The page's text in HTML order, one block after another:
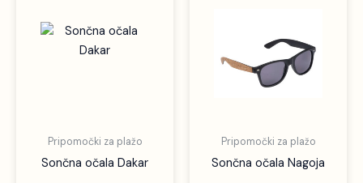
Pripomočki za plažo
Sončna očala Dakar
Pripomočki za plažo
Sončna očala Nagoja